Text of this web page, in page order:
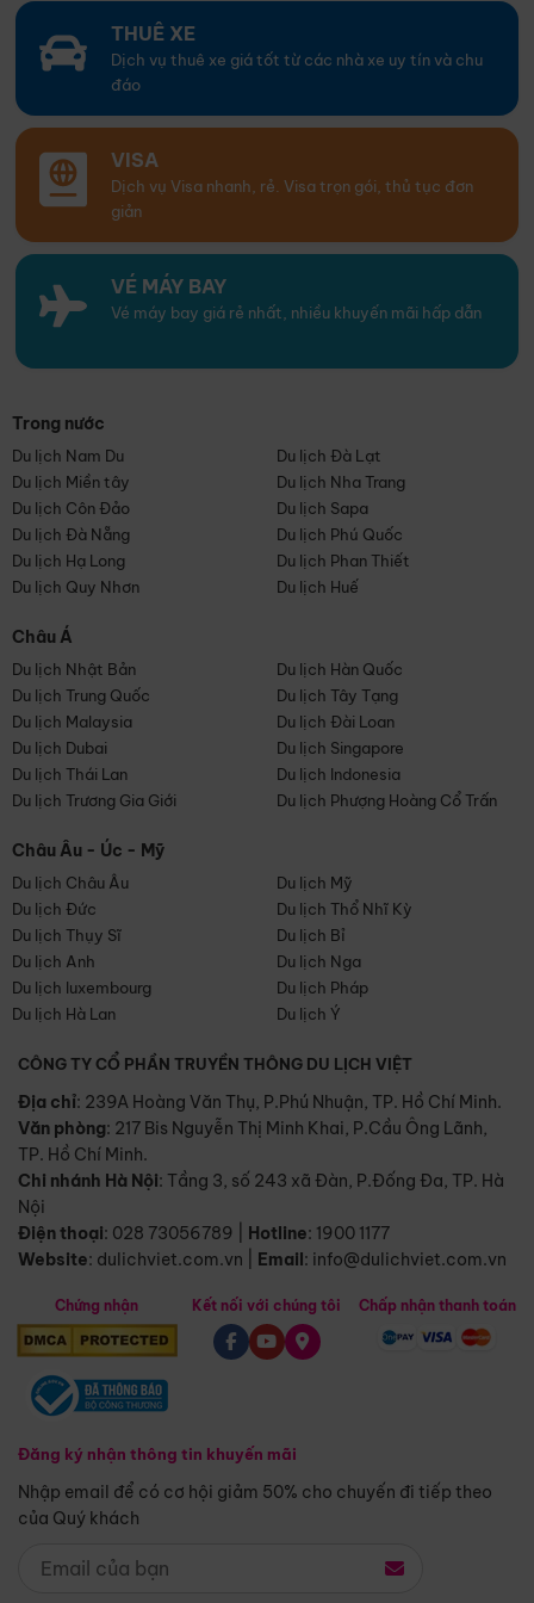
THUÊ XE
Dịch vụ thuê xe giá tốt từ các nhà xe uy tín và chu
đáo
VISA
Dịch vụ Visa nhanh, rẻ. Visa trọn gói, thủ tục đơn
giản
VÉ MÁY BAY
Vé máy bay giá rẻ nhất, nhiều khuyến mãi hấp dẫn
Trong nước
Du lịch Nam Du
Du lịch Đà Lạt
Du lịch Miền tây
Du lịch Nha Trang
Du lịch Côn Đảo
Du lịch Sapa
Du lịch Đà Nẵng
Du lịch Phú Quốc
Du lịch Hạ Long
Du lịch Phan Thiết
Du lịch Quy Nhơn
Du lịch Huế
Châu Á
Du lịch Nhật Bản
Du lịch Hàn Quốc
Du lịch Trung Quốc
Du lịch Tây Tạng
Du lịch Malaysia
Du lịch Đài Loan
Du lịch Dubai
Du lịch Singapore
Du lịch Thái Lan
Du lịch Indonesia
Du lịch Trương Gia Giới
Du lịch Phượng Hoàng Cổ Trấn
Châu Âu - Úc - Mỹ
Du lịch Châu Âu
Du lịch Mỹ
Du lịch Đức
Du lịch Thổ Nhĩ Kỳ
Du lịch Thụy Sĩ
Du lịch Bỉ
Du lịch Anh
Du lịch Nga
Du lịch luxembourg
Du lịch Pháp
Du lịch Hà Lan
Du lịch Ý
CÔNG TY CỔ PHẦN TRUYỀN THÔNG DU LỊCH VIỆT
Địa chỉ: 239A Hoàng Văn Thụ, P.Phú Nhuận, TP. Hồ Chí Minh.
Văn phòng: 217 Bis Nguyễn Thị Minh Khai, P.Cầu Ông Lãnh,
TP. Hồ Chí Minh.
Chi nhánh Hà Nội: Tầng 3, số 243 xã Đàn, P.Đống Đa, TP. Hà
Nội
Điện thoại: 028 73056789 Hotline: 1900 1177
Website: dulichviet.com.vn Email: info@dulichviet.com.vn
Chứng nhận
Đăng ký nhận thông tin khuyến mãi
Nhập email để có cơ hội giảm 50% cho chuyến đi tiếp theo
của Quý khách
Kết nối với chúng tôi Chấp nhận thanh toán